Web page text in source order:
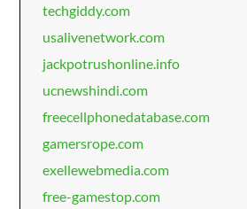
techgiddy.com
usalivenetwork.com
jackpotrushonline.info
ucnewshindi.com
freecellphonedatabase.com
gamersrope.com
exellewebmedia.com
free-gamestop.com